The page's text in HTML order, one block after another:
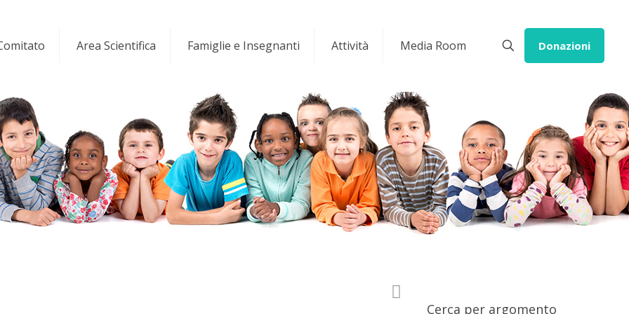
Area Scientifica Famiglie e Insegnanti Attività Media Room Donazioni
Cerca per argomento